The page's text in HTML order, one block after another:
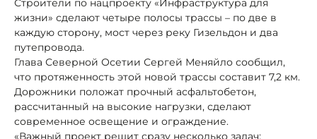
Строители по нацпроекту «Инфраструктура для
жизни» сделают четыре полосы трассы – по две в
каждую сторону, мост через реку Гизельдон и два
путепровода.
Глава Северной Осетии Сергей Меняйло сообщил,
что протяженность этой новой трассы составит 7,2 км.
Дорожники положат прочный асфальтобетон,
рассчитанный на высокие нагрузки, сделают
современное освещение и ограждение.
«Важный проект решит сразу несколько задач: